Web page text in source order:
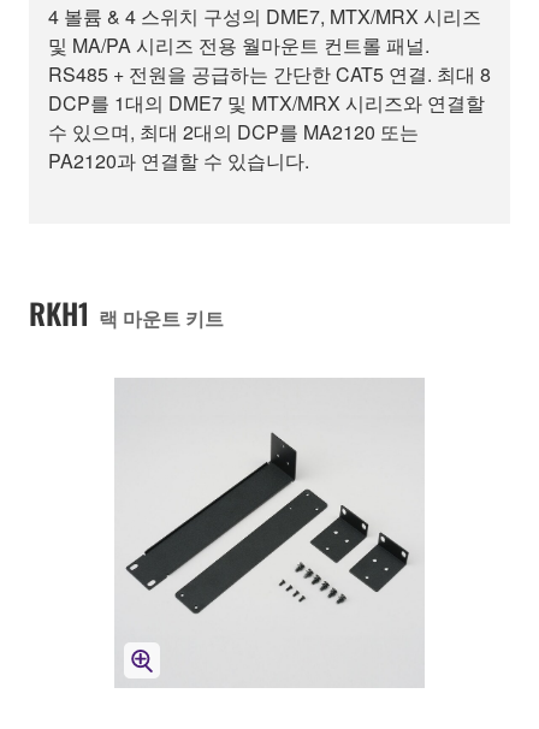
4 볼륨 & 4 스위치 구성의 DME7, MTX/MRX 시리즈
및 MA/PA 시리즈 전용 월마운트 컨트롤 패널.
RS485 + 전원을 공급하는 간단한 CAT5 연결. 최대 8
DCP를 1대의 DME7 및 MTX/MRX 시리즈와 연결할
수 있으며, 최대 2대의 DCP를 MA2120 또는
PA2120과 연결할 수 있습니다.
RKH1 랙 마운트 키트